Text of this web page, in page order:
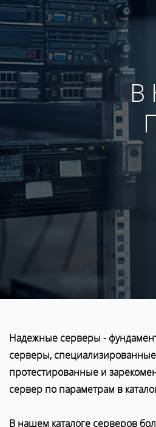
В
Надежные серверы -
серверы,
протестированные и
сервер по параметрам в
В нашем каталоге серверов